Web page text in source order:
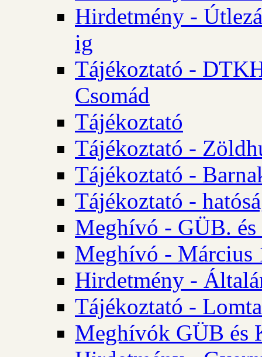
Hirdetmény -
ig
Tájékoztató -
Csomád
Tájékoztató
Tájékoztató -
Tájékoztató -
Tájékoztató -
Meghívó - GÜB.
Meghívó - Március
Hirdetmény -
Tájékoztató -
Meghívók GÜB és